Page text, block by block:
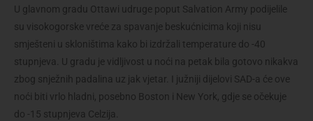
U glavnom gradu Ottawi udruge poput Salvation Army podijelile
su visokogorske vreće za spavanje beskućnicima koji nisu
smješteni u skloništima kako bi izdržali temperature do -40
stupnjeva. U gradu je vidljivost u noći na petak bila gotovo nikakva
zbog snježnih padalina uz jak vjetar. I južniji dijelovi SAD-a će ove
noći biti vrlo hladni, posebno Boston i New York, gdje se očekuje
do -15 stupnjeva Celzija.